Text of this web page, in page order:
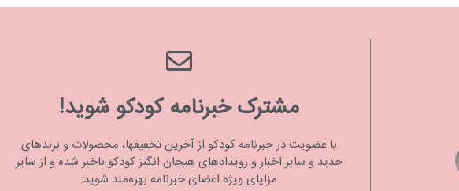
مشترک خبرنامه کودکو شوید!
با عضویت در خبرنامه کودکو از آخرین تخفیفها، محصولات و برندهای
جدید و سایر اخبار و رویدادهای هیجان انگیز کودکو باخبر شده و از سایر
مزایای ویژه اعضای خبرنامه بهره‌مند شوید.